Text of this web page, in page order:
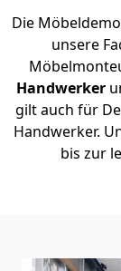
Die
unsere
Handwerker
gilt auch für
Handwerker.
bis zur